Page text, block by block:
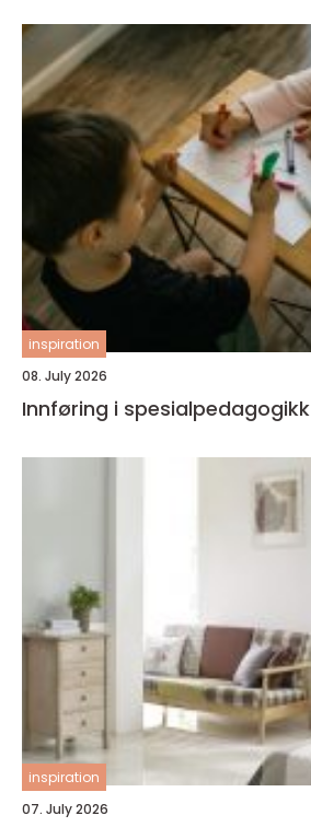
inspiration
08. July 2026
Innføring i spesialpedagogikk
inspiration
07. July 2026